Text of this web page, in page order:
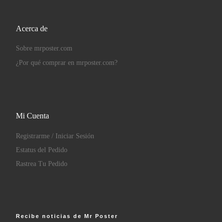
Acerca de
Sobre mrposter.com
¿Por qué comprar en mrposter.com?
Mi Cuenta
Registrarme / Iniciar Sesión
Estatus del Pedido
Rastrea Tu Pedido
Recibe noticias de Mr Poster